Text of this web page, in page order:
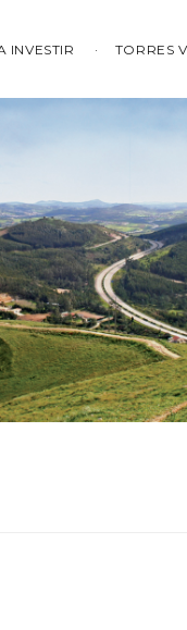
INVESTIR TORRES